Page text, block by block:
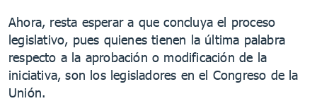
Ahora, resta esperar a que concluya el proceso
legislativo, pues quienes tienen la última palabra
respecto a la aprobación o modificación de la
iniciativa, son los legisladores en el Congreso de la
Unión.